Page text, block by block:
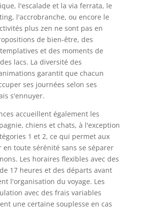
l'escalade et la via ferrata, le
l'accrobranche, ou encore le
plus zen ne sont pas en
de bien-être, des
et des moments de
lacs. La diversité des
garantit que chacun
ses journées selon ses
s'ennuyer.
accueillent également les
chiens et chats, à l'exception
1 et 2, ce qui permet aux
toute sérénité sans se séparer
Les horaires flexibles avec des
17 heures et des départs avant
l'organisation du voyage. Les
avec des frais variables
une certaine souplesse en cas